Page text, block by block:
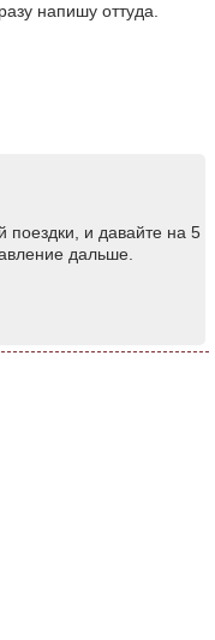
напишу оттуда.
поездки, и давайте на 5
дальше.